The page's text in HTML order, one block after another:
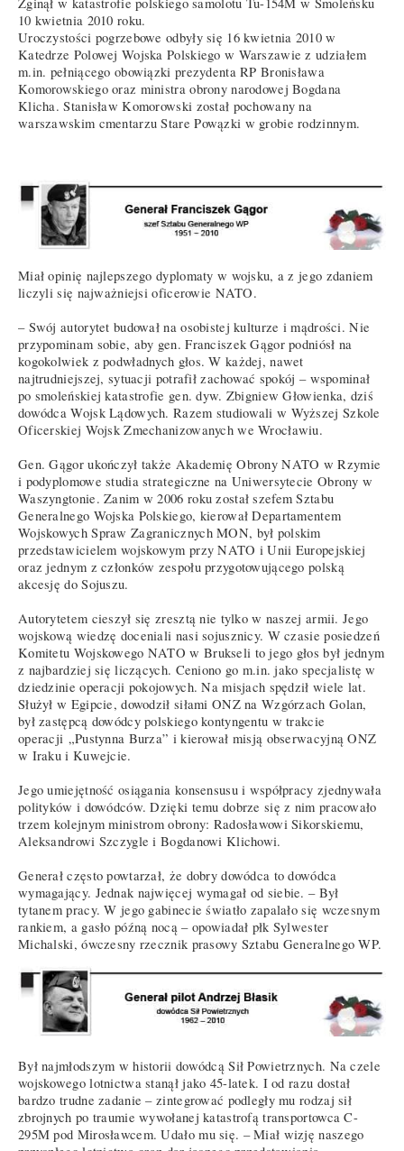
10 kwietnia 2010 roku.
Uroczystości pogrzebowe odbyły się 16 kwietnia 2010 w
Katedrze Polowej Wojska Polskiego w Warszawie z udziałem
m.in. pełniącego obowiązki prezydenta RP Bronisława
Komorowskiego oraz ministra obrony narodowej Bogdana
Klicha. Stanisław Komorowski został pochowany na
warszawskim cmentarzu Stare Powązki w grobie rodzinnym.
Miał opinię najlepszego dyplomaty w wojsku, a z jego zdaniem
liczyli się najważniejsi oficerowie NATO.
– Swój autorytet budował na osobistej kulturze i mądrości. Nie
przypominam sobie, aby gen. Franciszek Gągor podniósł na
kogokolwiek z podwładnych głos. W każdej, nawet
najtrudniejszej, sytuacji potrafił zachować spokój – wspominał
po smoleńskiej katastrofie gen. dyw. Zbigniew Głowienka, dziś
dowódca Wojsk Lądowych. Razem studiowali w Wyższej Szkole
Oficerskiej Wojsk Zmechanizowanych we Wrocławiu.
Gen. Gągor ukończył także Akademię Obrony NATO w Rzymie
i podyplomowe studia strategiczne na Uniwersytecie Obrony w
Waszyngtonie. Zanim w 2006 roku został szefem Sztabu
Generalnego Wojska Polskiego, kierował Departamentem
Wojskowych Spraw Zagranicznych MON, był polskim
przedstawicielem wojskowym przy NATO i Unii Europejskiej
oraz jednym z członków zespołu przygotowującego polską
akcesję do Sojuszu.
Autorytetem cieszył się zresztą nie tylko w naszej armii. Jego
wojskową wiedzę doceniali nasi sojusznicy. W czasie posiedzeń
Komitetu Wojskowego NATO w Brukseli to jego głos był jednym
z najbardziej się liczących. Ceniono go m.in. jako specjalistę w
dziedzinie operacji pokojowych. Na misjach spędził wiele lat.
Służył w Egipcie, dowodził siłami ONZ na Wzgórzach Golan,
był zastępcą dowódcy polskiego kontyngentu w trakcie
operacji „Pustynna Burza” i kierował misją obserwacyjną ONZ
w Iraku i Kuwejcie.
Jego umiejętność osiągania konsensusu i współpracy zjednywała
polityków i dowódców. Dzięki temu dobrze się z nim pracowało
trzem kolejnym ministrom obrony: Radosławowi Sikorskiemu,
Aleksandrowi Szczygle i Bogdanowi Klichowi.
Generał często powtarzał, że dobry dowódca to dowódca
wymagający. Jednak najwięcej wymagał od siebie. – Był
tytanem pracy. W jego gabinecie światło zapalało się wczesnym
rankiem, a gasło późną nocą – opowiadał płk Sylwester
Michalski, ówczesny rzecznik prasowy Sztabu Generalnego WP.
Był najmłodszym w historii dowódcą Sił Powietrznych. Na czele
wojskowego lotnictwa stanął jako 45-latek. I od razu dostał
bardzo trudne zadanie – zintegrować podległy mu rodzaj sił
zbrojnych po traumie wywołanej katastrofą transportowca C-
295M pod Mirosławcem. Udało mu się. – Miał wizję naszego